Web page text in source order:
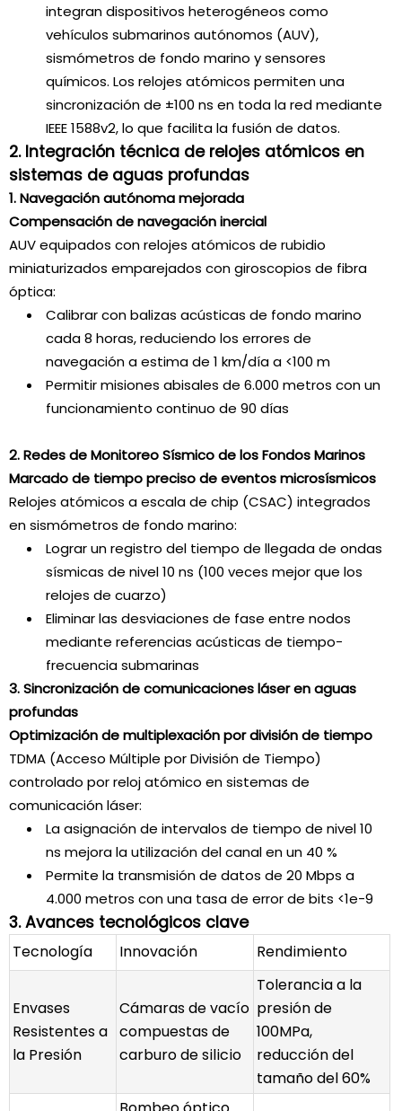
integran dispositivos heterogéneos como
vehículos submarinos autónomos (AUV),
sismómetros de fondo marino y sensores
químicos. Los relojes atómicos permiten una
sincronización de ±100 ns en toda la red mediante
IEEE 1588v2, lo que facilita la fusión de datos.
2. Integración técnica de relojes atómicos en
sistemas de aguas profundas
1. Navegación autónoma mejorada
Compensación de navegación inercial
AUV equipados con relojes atómicos de rubidio
miniaturizados emparejados con giroscopios de fibra
óptica:
Calibrar con balizas acústicas de fondo marino
cada 8 horas, reduciendo los errores de
navegación a estima de 1 km/día a <100 m
Permitir misiones abisales de 6.000 metros con un
funcionamiento continuo de 90 días
2. Redes de Monitoreo Sísmico de los Fondos Marinos
Marcado de tiempo preciso de eventos microsísmicos
Relojes atómicos a escala de chip (CSAC) integrados
en sismómetros de fondo marino:
Lograr un registro del tiempo de llegada de ondas
sísmicas de nivel 10 ns (100 veces mejor que los
relojes de cuarzo)
Eliminar las desviaciones de fase entre nodos
mediante referencias acústicas de tiempo-
frecuencia submarinas
3. Sincronización de comunicaciones láser en aguas
profundas
Optimización de multiplexación por división de tiempo
TDMA (Acceso Múltiple por División de Tiempo)
controlado por reloj atómico en sistemas de
comunicación láser:
La asignación de intervalos de tiempo de nivel 10
ns mejora la utilización del canal en un 40 %
Permite la transmisión de datos de 20 Mbps a
4.000 metros con una tasa de error de bits <1e-9
3. Avances tecnológicos clave
Tecnología Innovación Rendimiento
Envases
Resistentes a
la Presión
Cámaras de vacío
compuestas de
carburo de silicio
Tolerancia a la
presión de
100MPa,
reducción del
tamaño del 60%